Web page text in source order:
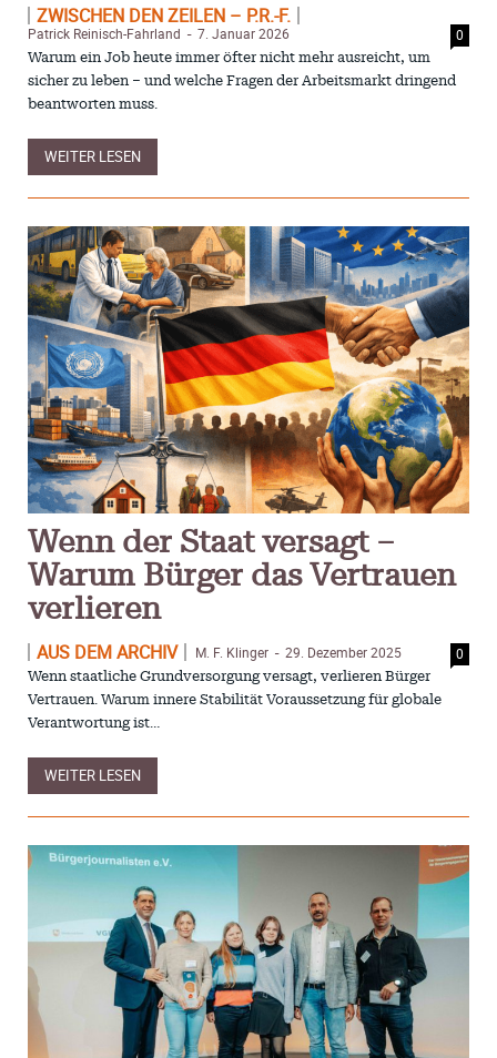
ZWISCHEN DEN ZEILEN – P.R.-F.
Patrick Reinisch-Fahrland - 7. Januar 2026 0
Warum ein Job heute immer öfter nicht mehr ausreicht, um
sicher zu leben – und welche Fragen der Arbeitsmarkt dringend
beantworten muss.
WEITER LESEN
Wenn der Staat versagt –
Warum Bürger das Vertrauen
verlieren
AUS DEM ARCHIV M. F. Klinger - 29. Dezember 2025 0
Wenn staatliche Grundversorgung versagt, verlieren Bürger
Vertrauen. Warum innere Stabilität Voraussetzung für globale
Verantwortung ist…
WEITER LESEN